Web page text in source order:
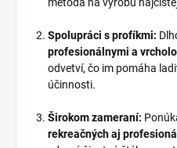
metóda na výrobu
Spolupráci s profíkmi:
profesionálnymi a
odvetví, čo im pomáha
účinnosti.
Širokom zameraní:
rekreačných aj